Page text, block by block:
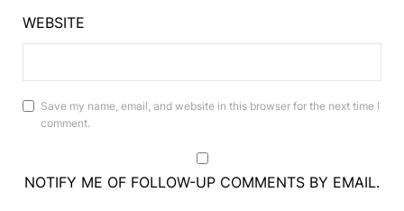
WEBSITE
Save my name, email, and website in this browser for the next time I
comment.
NOTIFY ME OF FOLLOW-UP COMMENTS BY EMAIL.